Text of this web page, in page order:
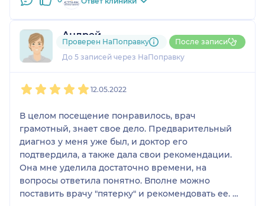
в клинике и просто
- моя кожа стала чище,
шрамики от прыщей
посветлели. Знакомые
здоровой (я, к слову,
наносить тон сразу же).
Любовь Алексеевна -
Специалист с большой
буквы, готовый
помогать и лечить, и я
очень рада, что мне
удалось попасть к ней.
Андрей
1 отзыви2 оценки
До 5 записей через НаПоправку
Проверен НаПоправку После записи
12.05.2022
В целом посещение понравилось, врач
грамотный, знает свое дело. Предварительный
диагноз у меня уже был, и доктор его
подтвердила, а также дала свои рекомендации.
Она мне уделила достаточно времени, на
вопросы ответила понятно. Вполне можно
поставить врачу "пятерку" и рекомендовать ее.